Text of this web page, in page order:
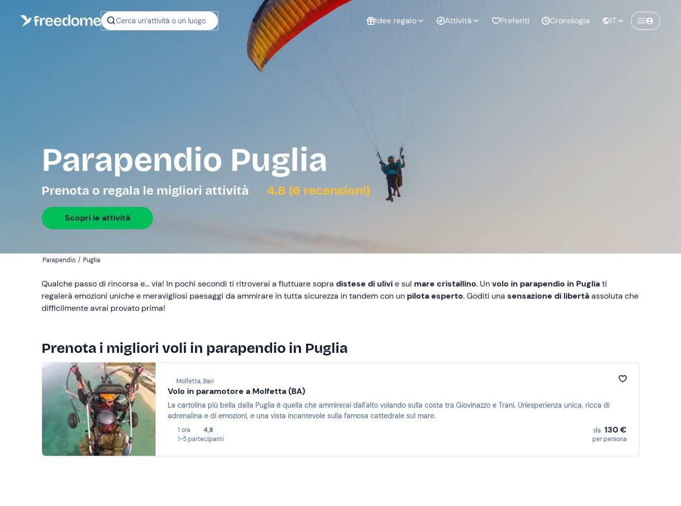
Cerca un’attività o un luogo Idee regalo
Non sai cosa
regalare?
Regala una Gift Card Laurea
Attività Preferiti Cronologia IT
Parapendio Puglia
Prenota o regala le migliori attività 4.8 (6 recensioni)
Scopri le attività
Parapendio / Puglia
Qualche passo di rincorsa e... via! In pochi secondi ti ritroverai a fluttuare sopra distese di ulivie sul mare cristallino. Unvolo in parapendio in Pugliati
regalerà emozioni uniche e meravigliosi paesaggi da ammirare in tutta sicurezza in tandem con un pilota esperto. Goditi una sensazione di libertàassoluta che
difficilmente avrai provato prima!
Prenota i migliori voli in parapendio in Puglia
Molfetta, Bari
Volo in paramotore a Molfetta (BA)
La cartolina più bella dalla Puglia è quella che ammirerai dall'alto volando sulla costa tra Giovinazzo e Trani. Un'esperienza unica, ricca di
adrenalina e di emozioni, e una vista incantevole sulla famosa cattedrale sul mare.
1 ora
4,8
1-5 partecipanti
da 130 €
per persona